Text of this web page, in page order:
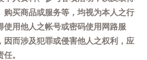
购买商品或服务等，均视为本人之行
使用他人之帐号或密码使用网路服
因而涉及犯罪或侵害他人之权利，应
。